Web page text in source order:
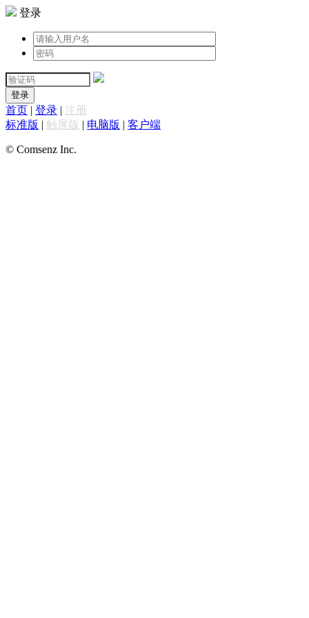
登录
登录
首页 | 登录 | 注册
标准版 | 触屏版 | 电脑版 | 客户端
© Comsenz Inc.